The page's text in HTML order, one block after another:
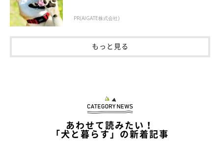
PR(AIGATE株式会社)
もっと見る
あわせて読みたい！
「犬と暮らす」の新着記事